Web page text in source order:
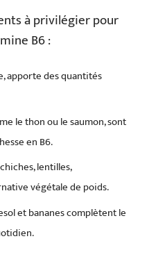
à privilégier pour
B6 :
apporte des quantités
le thon ou le saumon, sont
en B6.
lentilles,
végétale de poids.
et bananes complètent le